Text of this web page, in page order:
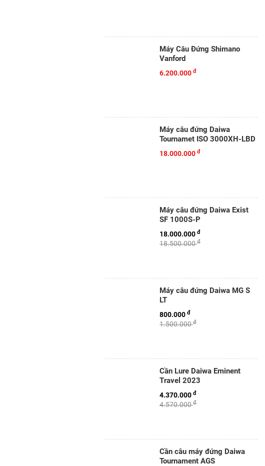
Máy Câu Đứng Shimano
Vanford
6.200.000 đ
Máy câu đứng Daiwa
Tournamet ISO 3000XH-LBD
18.000.000 đ
Máy câu đứng Daiwa Exist
SF 1000S-P
18.500.000đ
18.000.000 đ
Máy câu đứng Daiwa MG S
LT
1.500.000đ
800.000 đ
Cần Lure Daiwa Eminent
Travel 2023
4.570.000đ
4.370.000 đ
Cần câu máy đứng Daiwa
Tournament AGS